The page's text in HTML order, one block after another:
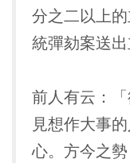
分之二以上
統彈劾案送出
前人有云：
見想作大事
心。方今之